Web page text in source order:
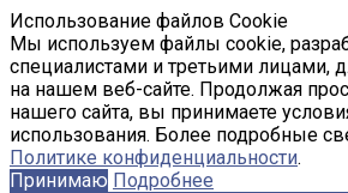
Использование файлов Cookie
Мы используем файлы cookie,
специалистами и третьими лицами,
на нашем веб-сайте. Продолжая
нашего сайта, вы принимаете
использования. Более подробные
Политике конфиденциальности.
Принимаю Подробнее